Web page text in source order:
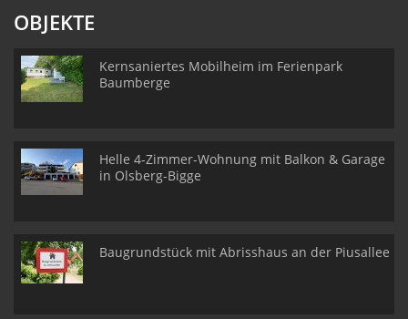
OBJEKTE
Kernsaniertes Mobilheim im Ferienpark
Baumberge
Helle 4-Zimmer-Wohnung mit Balkon & Garage
in Olsberg-Bigge
Baugrundstück mit Abrisshaus an der Piusallee